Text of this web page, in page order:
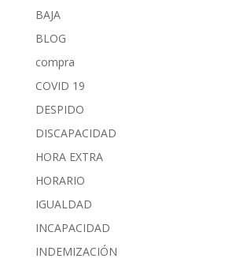
BAJA
BLOG
compra
COVID 19
DESPIDO
DISCAPACIDAD
HORA EXTRA
HORARIO
IGUALDAD
INCAPACIDAD
INDEMIZACIÓN